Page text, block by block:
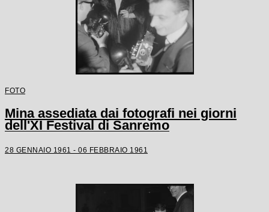
FOTO
Mina assediata dai fotografi nei giorni
dell'XI Festival di Sanremo
28 GENNAIO 1961 - 06 FEBBRAIO 1961